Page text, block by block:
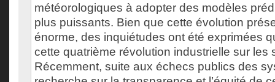
météorologiques à adopter des modèles
plus puissants. Bien que cette évolution
énorme, des inquiétudes ont été exprimées
cette quatrième révolution industrielle sur les
Récemment, suite aux échecs publics des